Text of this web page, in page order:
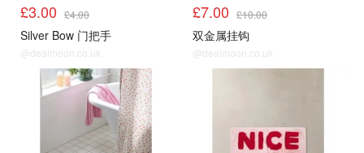
£3.00 £4.00
Silver Bow 门把手
@dealmoon.co.uk
£7.00 £10.00
双金属挂钩
@dealmoon.co.uk